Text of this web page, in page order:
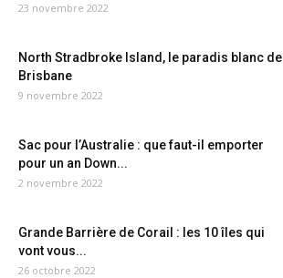
23 novembre 2022
North Stradbroke Island, le paradis blanc de
Brisbane
9 novembre 2022
Sac pour l’Australie : que faut-il emporter
pour un an Down...
2 novembre 2022
Grande Barrière de Corail : les 10 îles qui
vont vous...
26 octobre 2022